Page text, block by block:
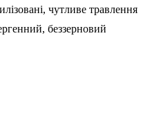
чутливе травлення
беззерновий